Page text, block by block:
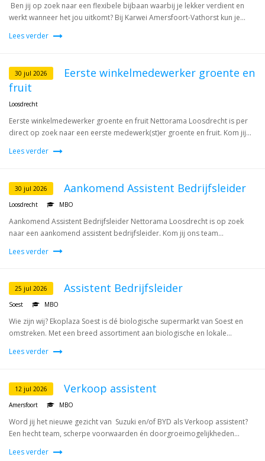
Ben jij op zoek naar een flexibele bijbaan waarbij je lekker verdient en
werkt wanneer het jou uitkomt? Bij Karwei Amersfoort-Vathorst kun je...
Lees verder
30 jul 2026
Eerste winkelmedewerker groente en
fruit
Loosdrecht
Eerste winkelmedewerker groente en fruit Nettorama Loosdrecht is per
direct op zoek naar een eerste medewerk(st)er groente en fruit. Kom jij...
Lees verder
30 jul 2026 Aankomend Assistent Bedrijfsleider
Loosdrecht MBO
Aankomend Assistent Bedrijfsleider Nettorama Loosdrecht is op zoek
naar een aankomend assistent bedrijfsleider. Kom jij ons team...
Lees verder
25 jul 2026 Assistent Bedrijfsleider
Soest MBO
Wie zijn wij? Ekoplaza Soest is dé biologische supermarkt van Soest en
omstreken. Met een breed assortiment aan biologische en lokale...
Lees verder
12 jul 2026 Verkoop assistent
Amersfoort MBO
Word jij het nieuwe gezicht van Suzuki en/of BYD als Verkoop assistent?
Een hecht team, scherpe voorwaarden én doorgroeimogelijkheden...
Lees verder